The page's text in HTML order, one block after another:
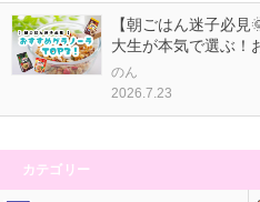
【朝ごはん迷子必
大生が本気で選ぶ！
のん
2026.7.23
カテゴリー